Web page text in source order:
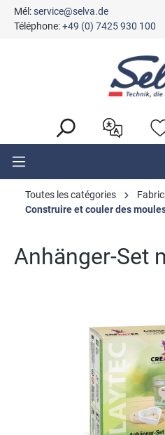
principal
Mél:service@selva.de
Téléphone:+49 (0) 7425 930 100
Toutes les catégories
Construire et couler des
Anhänger-Set